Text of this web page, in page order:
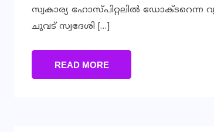
സ്വകാര്യ ഹോസ്പിറ്റലില്‍ ഡോക്ടറെന്ന
ചുവട് സ്വദേശി […]
READ MORE